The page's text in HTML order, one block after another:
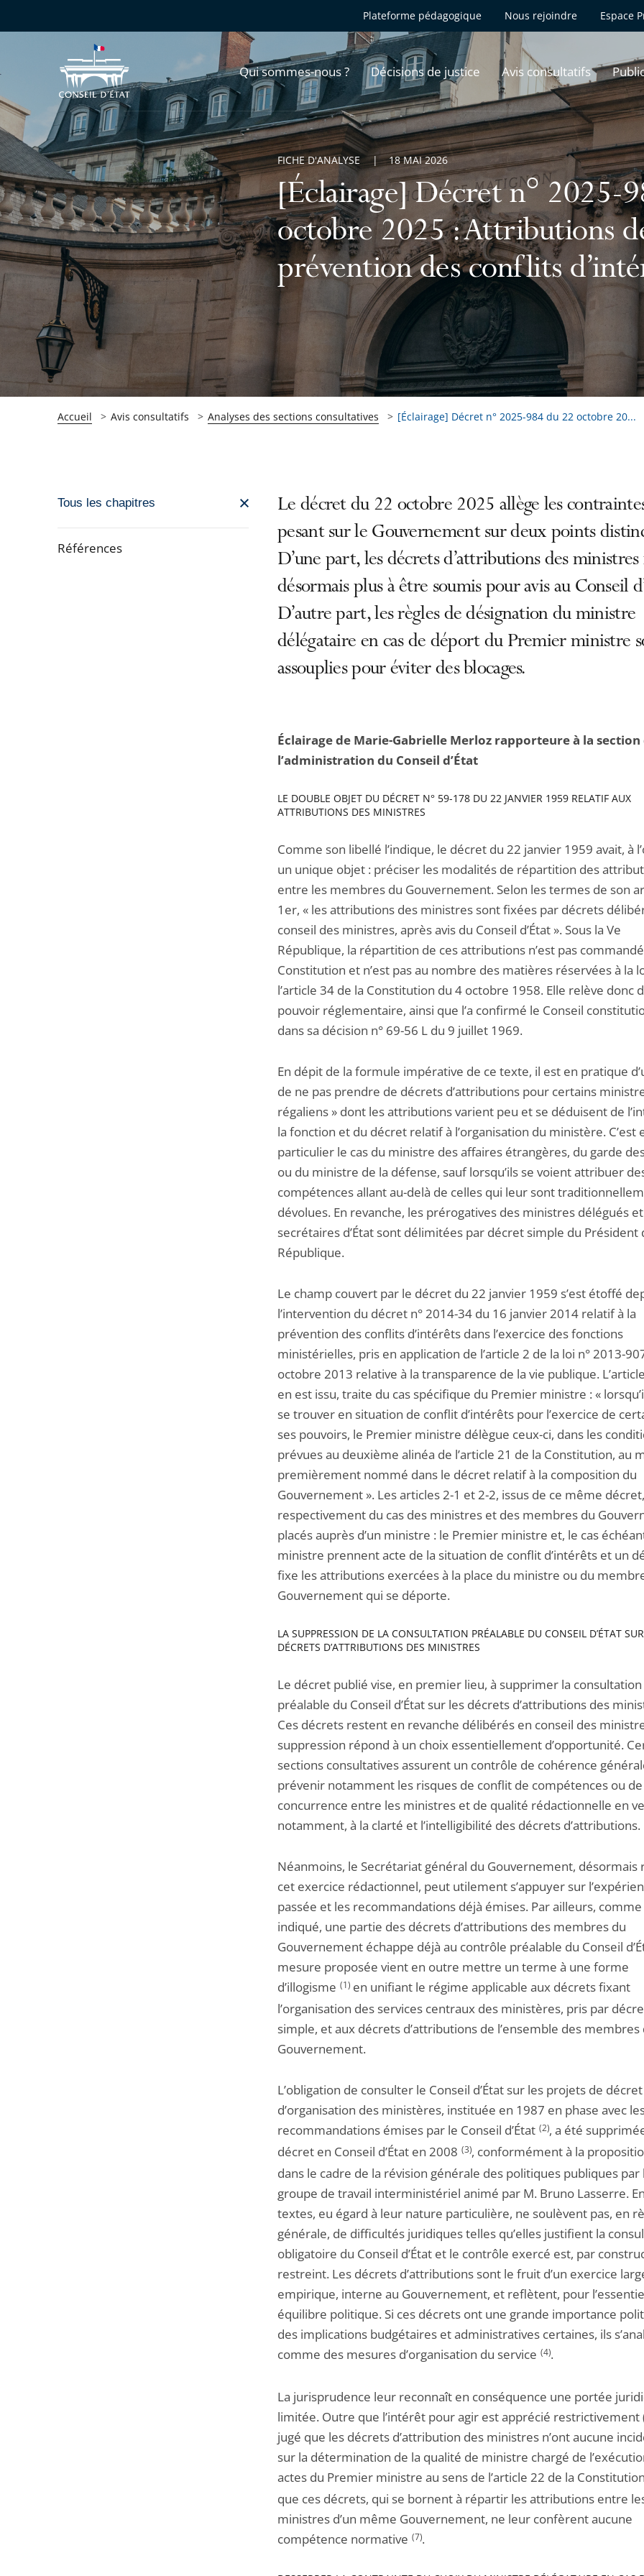
Plateforme pédagogique Nous rejoindre Espace
Qui sommes-nous ? Décisions de justice Avis consultatifs
[Éclairage] Décret n° 2025-
octobre 2025 : Attributions
prévention des conflits
FICHE D'ANALYSE 18 MAI 2026
Accueil Avis consultatifs Analyses des sections consultatives [Éclairage] Décret n° 2025-984 du 22 octobre 20...
Passer
navigation
Tous les chapitres
Références
Le décret du 22 octobre 2025 allège les
pesant sur le Gouvernement sur deux points
D’une part, les décrets d’attributions des ministres
désormais plus à être soumis pour avis au Conseil
D’autre part, les règles de désignation du ministre
délégataire en cas de déport du Premier ministre
assouplies pour éviter des blocages.
Éclairage de Marie-Gabrielle Merloz rapporteure à la section
l’administration du Conseil d’État
LE DOUBLE OBJET DU DÉCRET N° 59-178 DU 22 JANVIER 1959 RELATIF AUX
ATTRIBUTIONS DES MINISTRES
Comme son libellé l’indique, le décret du 22 janvier 1959 avait, à
un unique objet : préciser les modalités de répartition des
entre les membres du Gouvernement. Selon les termes de son
1er, « les attributions des ministres sont fixées par décrets
conseil des ministres, après avis du Conseil d’État ». Sous la Ve
République, la répartition de ces attributions n’est pas
Constitution et n’est pas au nombre des matières réservées à la
l’article 34 de la Constitution du 4 octobre 1958. Elle relève donc
pouvoir réglementaire, ainsi que l’a confirmé le Conseil
dans sa décision n° 69-56 L du 9 juillet 1969.
En dépit de la formule impérative de ce texte, il est en pratique
de ne pas prendre de décrets d’attributions pour certains
régaliens » dont les attributions varient peu et se déduisent de
la fonction et du décret relatif à l’organisation du ministère. C’est
particulier le cas du ministre des affaires étrangères, du garde
ou du ministre de la défense, sauf lorsqu’ils se voient attribuer
compétences allant au-delà de celles qui leur sont
dévolues. En revanche, les prérogatives des ministres délégués et
secrétaires d’État sont délimitées par décret simple du Président
République.
Le champ couvert par le décret du 22 janvier 1959 s’est étoffé
l’intervention du décret n° 2014-34 du 16 janvier 2014 relatif à la
prévention des conflits d’intérêts dans l’exercice des fonctions
ministérielles, pris en application de l’article 2 de la loi n° 2013-
octobre 2013 relative à la transparence de la vie publique.
en est issu, traite du cas spécifique du Premier ministre : «
se trouver en situation de conflit d’intérêts pour l’exercice de
ses pouvoirs, le Premier ministre délègue ceux-ci, dans les
prévues au deuxième alinéa de l’article 21 de la Constitution, au
premièrement nommé dans le décret relatif à la composition du
Gouvernement ». Les articles 2-1 et 2-2, issus de ce même
respectivement du cas des ministres et des membres du
placés auprès d’un ministre : le Premier ministre et, le cas
ministre prennent acte de la situation de conflit d’intérêts et un
fixe les attributions exercées à la place du ministre ou du
Gouvernement qui se déporte.
LA SUPPRESSION DE LA CONSULTATION PRÉALABLE DU CONSEIL D’ÉTAT
DÉCRETS D’ATTRIBUTIONS DES MINISTRES
Le décret publié vise, en premier lieu, à supprimer la consultation
préalable du Conseil d’État sur les décrets d’attributions des
Ces décrets restent en revanche délibérés en conseil des
suppression répond à un choix essentiellement d’opportunité.
sections consultatives assurent un contrôle de cohérence
prévenir notamment les risques de conflit de compétences ou de
concurrence entre les ministres et de qualité rédactionnelle en
notamment, à la clarté et l’intelligibilité des décrets d’attributions.
Néanmoins, le Secrétariat général du Gouvernement, désormais
cet exercice rédactionnel, peut utilement s’appuyer sur
passée et les recommandations déjà émises. Par ailleurs, comme
indiqué, une partie des décrets d’attributions des membres du
Gouvernement échappe déjà au contrôle préalable du Conseil
mesure proposée vient en outre mettre un terme à une forme
d’illogisme (1) en unifiant le régime applicable aux décrets fixant
l’organisation des services centraux des ministères, pris par
simple, et aux décrets d’attributions de l’ensemble des membres
Gouvernement.
L’obligation de consulter le Conseil d’État sur les projets de décret
d’organisation des ministères, instituée en 1987 en phase avec
recommandations émises par le Conseil d’État (2), a été
décret en Conseil d’État en 2008 (3), conformément à la
dans le cadre de la révision générale des politiques publiques par
groupe de travail interministériel animé par M. Bruno Lasserre.
textes, eu égard à leur nature particulière, ne soulèvent pas, en
générale, de difficultés juridiques telles qu’elles justifient la
obligatoire du Conseil d’État et le contrôle exercé est, par
restreint. Les décrets d’attributions sont le fruit d’un exercice
empirique, interne au Gouvernement, et reflètent, pour
équilibre politique. Si ces décrets ont une grande importance
des implications budgétaires et administratives certaines, ils
comme des mesures d’organisation du service (4).
La jurisprudence leur reconnaît en conséquence une portée
limitée. Outre que l’intérêt pour agir est apprécié restrictivement
jugé que les décrets d’attribution des ministres n’ont aucune
sur la détermination de la qualité de ministre chargé de
actes du Premier ministre au sens de l’article 22 de la Constitution
que ces décrets, qui se bornent à répartir les attributions entre
ministres d’un même Gouvernement, ne leur confèrent aucune
compétence normative (7).